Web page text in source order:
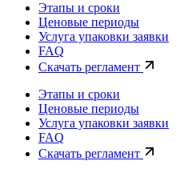
Этапы и сроки
Ценовые периоды
Услуга упаковки заявки
FAQ
Скачать регламент
Этапы и сроки
Ценовые периоды
Услуга упаковки заявки
FAQ
Скачать регламент